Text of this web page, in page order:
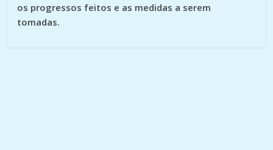
os progressos feitos e as medidas a serem
tomadas.